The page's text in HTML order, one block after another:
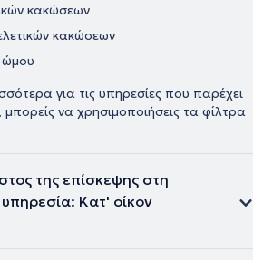
κακώσεων
κακώσεων
ώμου
για τις υπηρεσίες που παρέχει
να χρησιμοποιήσεις τα φίλτρα
της επίσκεψης στη
Κατ' οίκον